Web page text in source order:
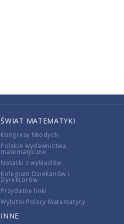
ŚWIAT MATEMATYKI
Kongresy Młodych
Polskie wydawnictwa
matematyczne
Notatki z wykładów
Kolegium Dziekanów i
Dyrektorów
Przydatne linki
Wybitni Polscy Matematycy
INNE